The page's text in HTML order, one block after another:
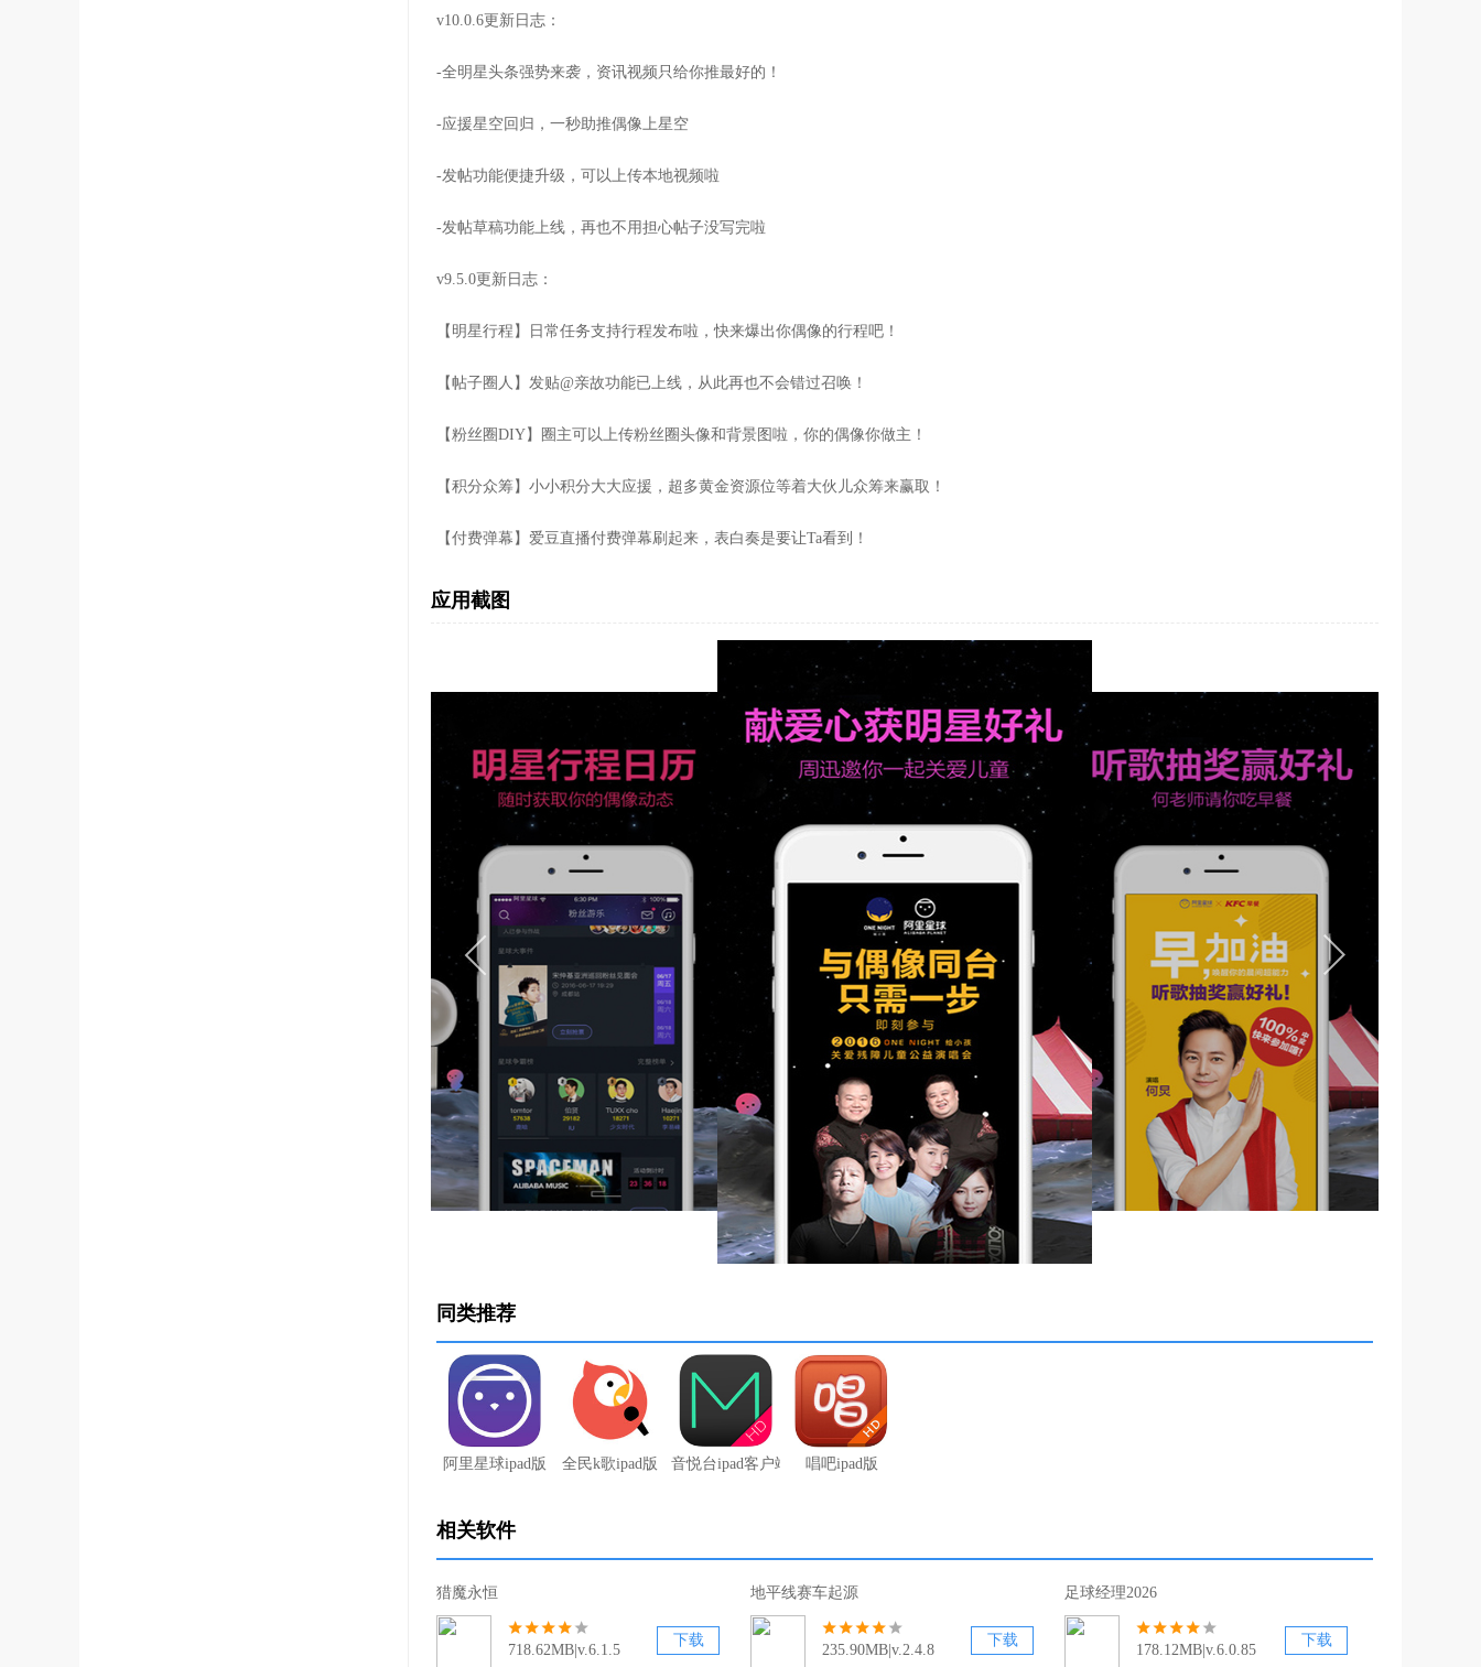
v10.0.6更新日志：
-全明星头条强势来袭，资讯视频只给你推最好的！
-应援星空回归，一秒助推偶像上星空
-发帖功能便捷升级，可以上传本地视频啦
-发帖草稿功能上线，再也不用担心帖子没写完啦
v9.5.0更新日志：
【明星行程】日常任务支持行程发布啦，快来爆出你偶像的行程吧！
【帖子圈人】发贴@亲故功能已上线，从此再也不会错过召唤！
【粉丝圈DIY】圈主可以上传粉丝圈头像和背景图啦，你的偶像你做主！
【积分众筹】小小积分大大应援，超多黄金资源位等着大伙儿众筹来赢取！
【付费弹幕】爱豆直播付费弹幕刷起来，表白奏是要让Ta看到！
应用截图
同类推荐
阿里星球ipad版 全民k歌ipad版 音悦台ipad客户端（已下架）
唱吧ipad版
相关软件
猎魔永恒
718.62MB|v.6.1.5
下载
地平线赛车起源
235.90MB|v.2.4.8
下载
足球经理2026
178.12MB|v.6.0.85
下载